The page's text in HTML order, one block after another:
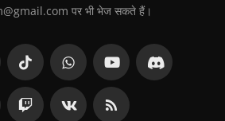
पर भी भेज सकते हैं।